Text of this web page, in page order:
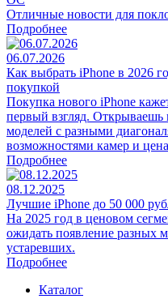
Отличные новости для
Подробнее
06.07.2026
Как выбрать iPhone в 2026
покупкой
Покупка нового iPhone
первый взгляд. Открываешь
моделей с разными
возможностями камер и
Подробнее
08.12.2025
Лучшие iPhone до 50 000
На 2025 год в ценовом
ожидать появление разных
устаревших.
Подробнее
Каталог